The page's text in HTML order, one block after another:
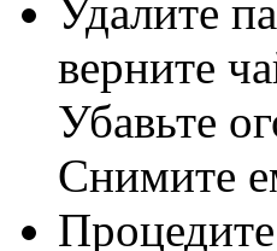
Удалите
верните
Убавьте
Снимите